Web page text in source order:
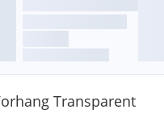
Transparent